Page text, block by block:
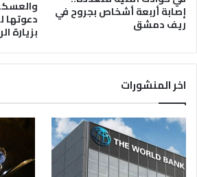
إصابة أربعة أشخاص بجروح في
ريف دمشق دعوتها
بزيارة
اخر المنشورات